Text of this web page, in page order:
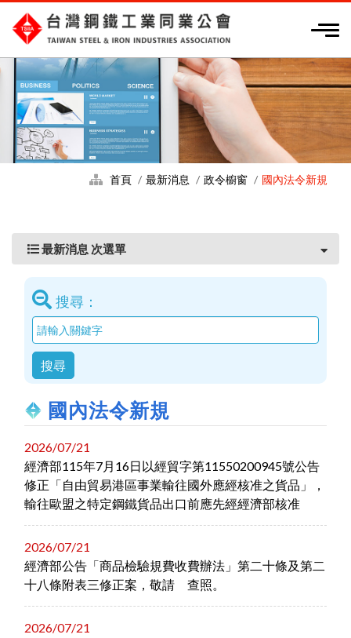
首頁 最新消息 政令櫥窗 國內法令新規
最新消息 次選單
搜尋：
國內法令新規
2026/07/21
經濟部115年7月16日以經貿字第11550200945號公告
修正「自由貿易港區事業輸往國外應經核准之貨品」，
輸往歐盟之特定鋼鐵貨品出口前應先經經濟部核准
2026/07/21
經濟部公告「商品檢驗規費收費辦法」第二十條及第二
十八條附表三修正案，敬請 查照。
2026/07/21